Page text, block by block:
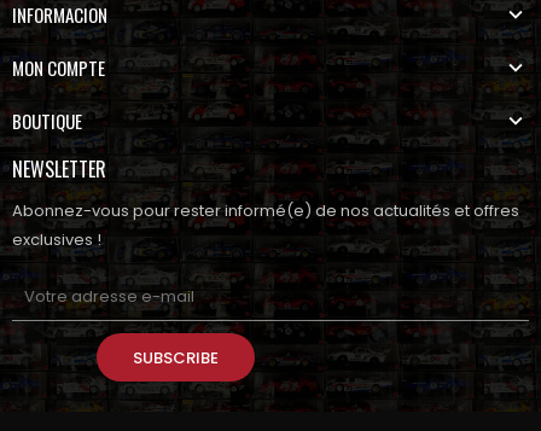
INFORMACION
MON COMPTE
BOUTIQUE
NEWSLETTER
Abonnez-vous pour rester informé(e) de nos actualités et offres
exclusives !
SUBSCRIBE